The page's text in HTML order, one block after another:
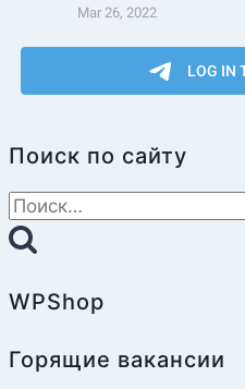
Поиск по сайту
Найти:
WPShop
Горящие вакансии